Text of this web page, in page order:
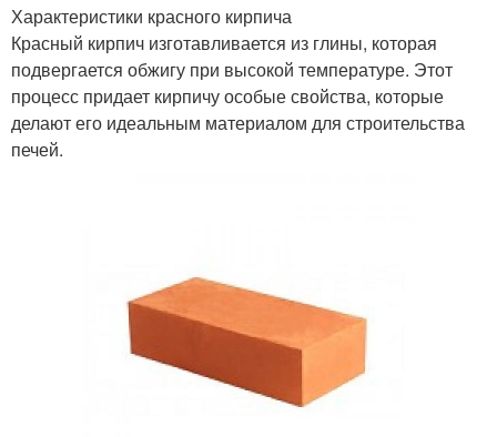
Характеристики красного кирпича
Красный кирпич изготавливается из глины, которая
подвергается обжигу при высокой температуре. Этот
процесс придает кирпичу особые свойства, которые
делают его идеальным материалом для строительства
печей.